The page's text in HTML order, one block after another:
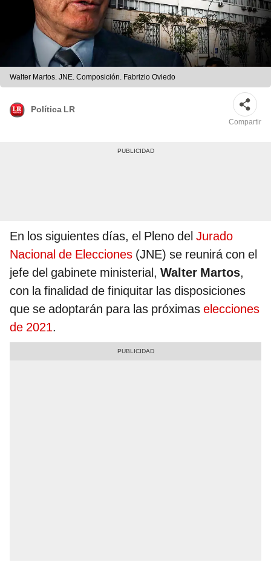
Walter Martos. JNE. Composición. Fabrizio Oviedo
Política LR
Compartir
En los siguientes días, el Pleno del Jurado
Nacional de Elecciones (JNE) se reunirá con el
jefe del gabinete ministerial, Walter Martos,
con la finalidad de finiquitar las disposiciones
que se adoptarán para las próximas elecciones
de 2021.